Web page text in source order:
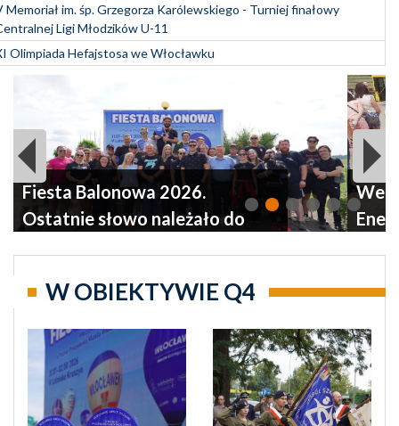
Memoriał im. śp. Grzegorza Karólewskiego - Turniej finałowy
Ligi Młodzików U-11
Olimpiada Hefajstosa we Włocławku
Fiesta Balonowa 2026.
Ostatnie słowo należało do
We
W OBIEKTYWIE Q4